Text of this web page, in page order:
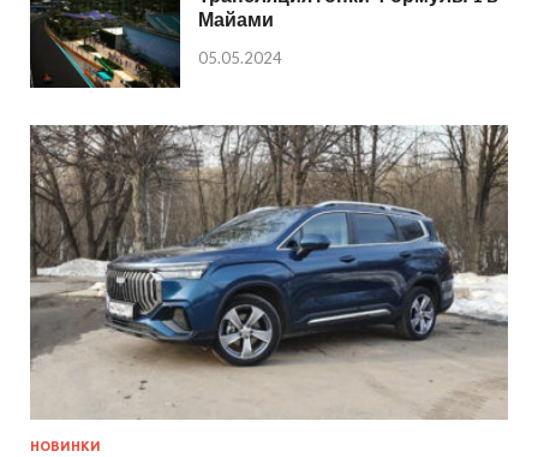
Майами
05.05.2024
НОВИНКИ